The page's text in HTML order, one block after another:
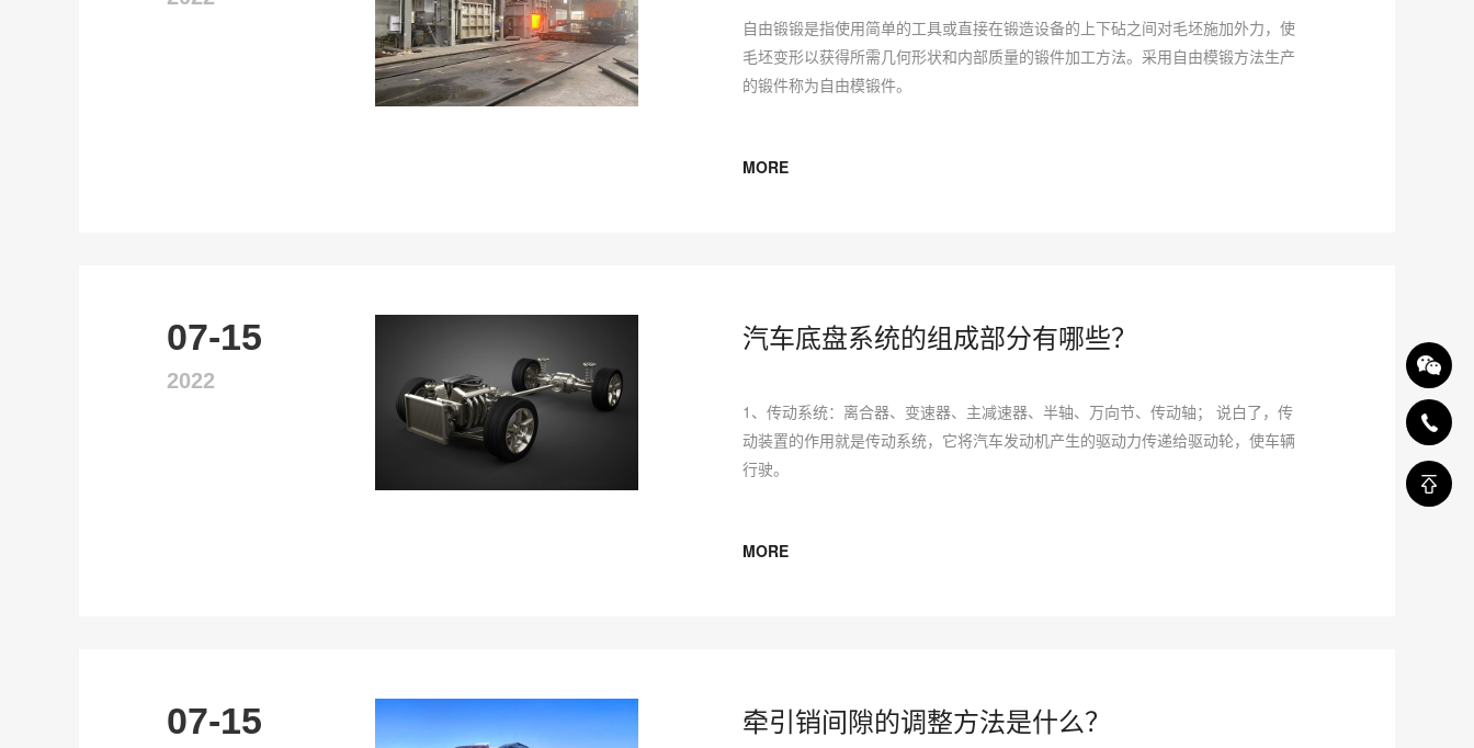
自由锻锻是指使用简单的工具或直接在锻造设备的上下砧之间对毛坯施加外力，使
毛坯变形以获得所需几何形状和内部质量的锻件加工方法。采用自由模锻方法生产
的锻件称为自由模锻件。
MORE
07-15
2022
汽车底盘系统的组成部分有哪些？
1、传动系统：离合器、变速器、主减速器、半轴、万向节、传动轴； 说白了，传
动装置的作用就是传动系统，它将汽车发动机产生的驱动力传递给驱动轮，使车辆
行驶。
MORE
07-15 牵引销间隙的调整方法是什么？